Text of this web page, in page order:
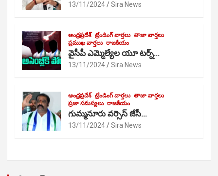
13/11/2024 Sira News
ఆంధ్రప్రదేశ్ ట్రేండింగ్ వార్తలు తాజా వార్తలు
ప్రముఖ వార్తలు రాజకీయం
వైసీపీ ఎమ్మెల్యేల యూ టర్న్…
13/11/2024 Sira News
ఆంధ్రప్రదేశ్ ట్రేండింగ్ వార్తలు తాజా వార్తలు
ప్రజా సమస్యలు రాజకీయం
గుమ్మనూరు వర్సెస్ జేసీ…
13/11/2024 Sira News